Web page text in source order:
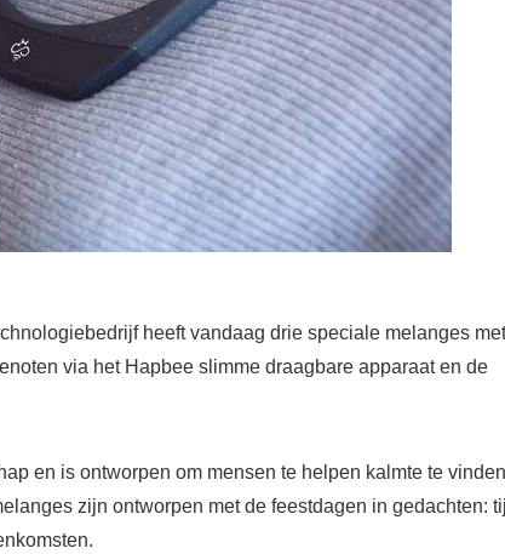
heeft vandaag drie speciale melanges met
via het Hapbee slimme draagbare apparaat en de
en is ontworpen om mensen te helpen kalmte te
zijn ontworpen met de feestdagen in gedachten: